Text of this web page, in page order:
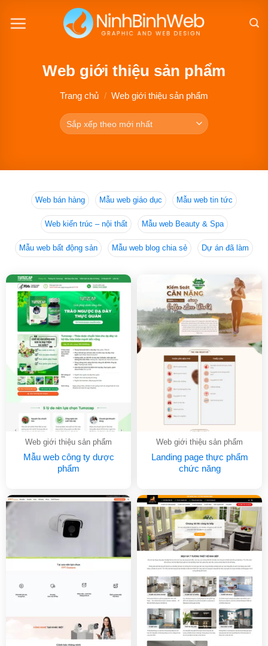
đến
Web giới thiệu sản phẩm
Trang chủ / Web giới thiệu sản phẩm
Web bán hàng Mẫu web giáo dục Mẫu web tin tức
Web kiến trúc – nội thất Mẫu web Beauty & Spa
Mẫu web bất động sản Mẫu web blog chia sẻ Dự án đã làm
Web giới thiệu sản phẩm
Mẫu web công ty dược
phẩm
Web giới thiệu sản phẩm
Landing page thực phẩm
chức năng